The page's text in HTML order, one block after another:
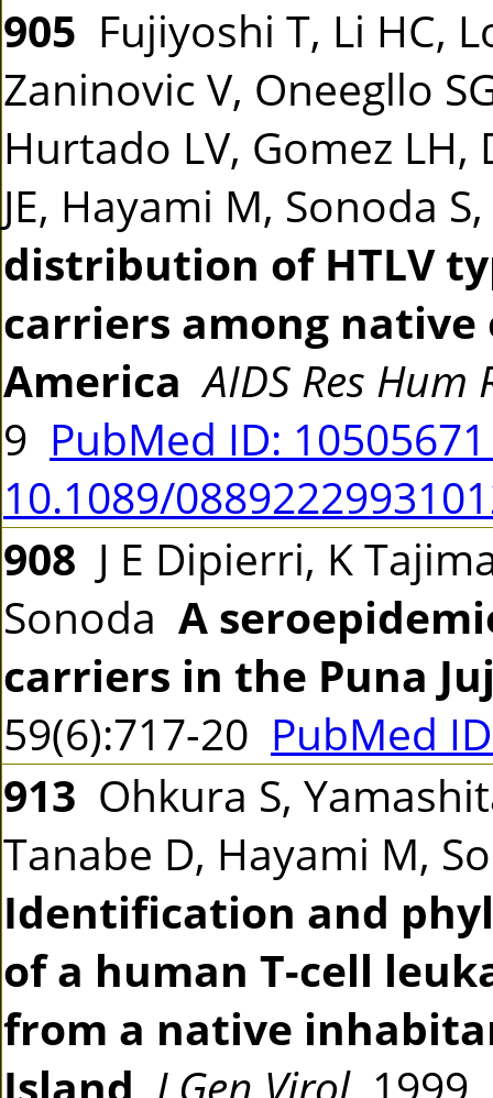
905 Fujiyoshi T, Li HC,
Zaninovic V, Oneegllo
Hurtado LV, Gomez
JE, Hayami M, Sonoda
distribution of HTLV
carriers among
America AIDS Res Hum
9 PubMed ID:
10.1089/
908 J E Dipierri, K
Sonoda A
carriers in the Puna
59(6):717-20 PubMed
913 Ohkura S,
Tanabe D, Hayami M,
Identification and
of a human T-cell
from a native